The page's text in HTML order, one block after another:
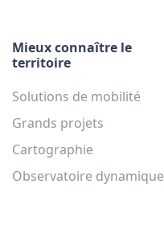
Mieux connaître le
territoire
Solutions de mobilité
Grands projets
Cartographie
Observatoire dynamique